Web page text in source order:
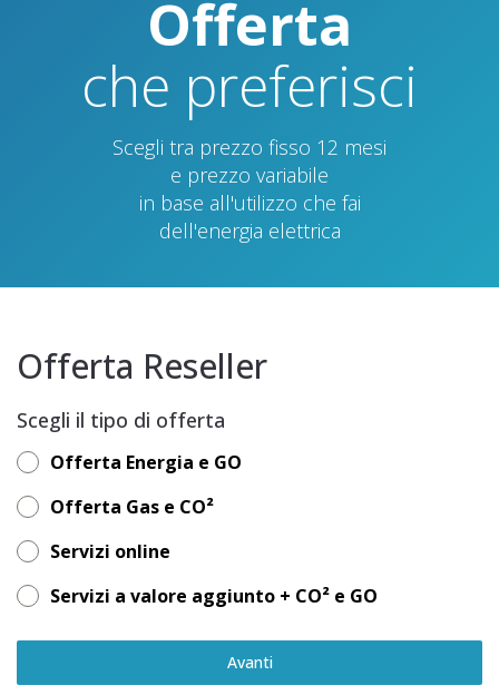
Offerta
che preferisci
Scegli tra prezzo fisso 12 mesi
e prezzo variabile
in base all'utilizzo che fai
dell'energia elettrica
Offerta Reseller
Scegli il tipo di offerta
Offerta Energia e GO
Offerta Gas e CO²
Servizi online
Servizi a valore aggiunto + CO² e GO
Avanti